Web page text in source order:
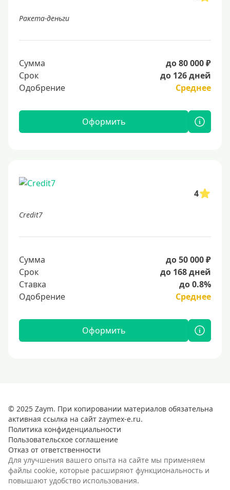
Ракета-деньги
Сумма
до 80 000 ₽
Срок
до 126 дней
Одобрение
Среднее
Оформить
4
Credit7
Сумма
до 50 000 ₽
Срок
до 168 дней
Ставка
до 0.8%
Одобрение
Среднее
Оформить
© 2025 Zaym. При копировании материалов обязательна
активная ссылка на сайт zaymex-e.ru.
Политика конфиденциальности
Пользовательское соглашение
Отказ от ответственности
Для улучшения вашего опыта на сайте мы применяем
файлы cookie, которые расширяют функциональность и
повышают удобство использования.